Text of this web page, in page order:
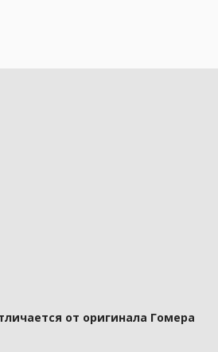
от оригинала Гомера